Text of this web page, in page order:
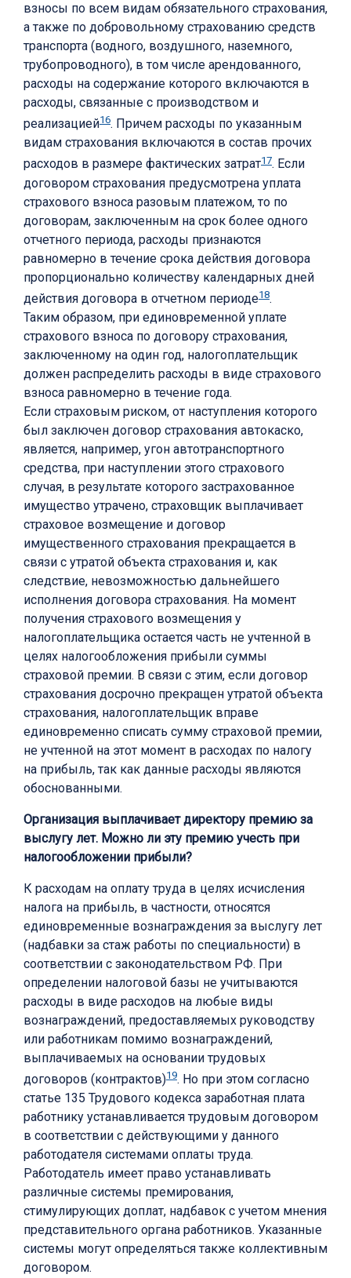
взносы по всем видам обязательного страхования,
а также по добровольному страхованию средств
транспорта (водного, воздушного, наземного,
трубопроводного), в том числе арендованного,
расходы на содержание которого включаются в
расходы, связанные с производством и
реализацией16. Причем расходы по указанным
видам страхования включаются в состав прочих
расходов в размере фактических затрат17. Если
договором страхования предусмотрена уплата
страхового взноса разовым платежом, то по
договорам, заключенным на срок более одного
отчетного периода, расходы признаются
равномерно в течение срока действия договора
пропорционально количеству календарных дней
действия договора в отчетном периоде18.
Таким образом, при единовременной уплате
страхового взноса по договору страхования,
заключенному на один год, налогоплательщик
должен распределить расходы в виде страхового
взноса равномерно в течение года.
Если страховым риском, от наступления которого
был заключен договор страхования автокаско,
является, например, угон автотранспортного
средства, при наступлении этого страхового
случая, в результате которого застрахованное
имущество утрачено, страховщик выплачивает
страховое возмещение и договор
имущественного страхования прекращается в
связи с утратой объекта страхования и, как
следствие, невозможностью дальнейшего
исполнения договора страхования. На момент
получения страхового возмещения у
налогоплательщика остается часть не учтенной в
целях налогообложения прибыли суммы
страховой премии. В связи с этим, если договор
страхования досрочно прекращен утратой объекта
страхования, налогоплательщик вправе
единовременно списать сумму страховой премии,
не учтенной на этот момент в расходах по налогу
на прибыль, так как данные расходы являются
обоснованными.
Организация выплачивает директору премию за
выслугу лет. Можно ли эту премию учесть при
налогообложении прибыли?
К расходам на оплату труда в целях исчисления
налога на прибыль, в частности, относятся
единовременные вознаграждения за выслугу лет
(надбавки за стаж работы по специальности) в
соответствии с законодательством РФ. При
определении налоговой базы не учитываются
расходы в виде расходов на любые виды
вознаграждений, предоставляемых руководству
или работникам помимо вознаграждений,
выплачиваемых на основании трудовых
договоров (контрактов)19. Но при этом согласно
статье 135 Трудового кодекса заработная плата
работнику устанавливается трудовым договором
в соответствии с действующими у данного
работодателя системами оплаты труда.
Работодатель имеет право устанавливать
различные системы премирования,
стимулирующих доплат, надбавок с учетом мнения
представительного органа работников. Указанные
системы могут определяться также коллективным
договором.